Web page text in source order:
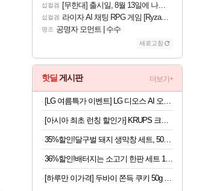
섭컬겜 [무한대] 출시일, 8월 13일에 나오나
섭컬겜 라이자 AI 채팅 RPG 게임 [RyzaChat: AI] 공개
명조 공명자 모먼트 | 수수
새로고침
핫딜 게시판 더보기+
35%할인!달구벌 돼지 생막창 세트, 500g, 2봉
[하루만 이가격] 두바이 쫀득 쿠키 50g x 4개